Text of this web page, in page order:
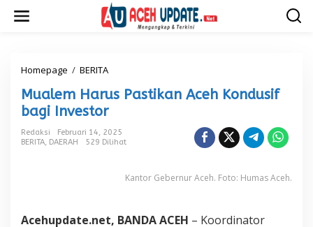
Homepage / BERITA
a
l
m
H
a
Mualem Harus Pastikan Aceh Kondusif
bagi Investor
Redaksi
Februari 14, 2025
BERITA, DAERAH 529 Dilihat
Kantor Gebernur Aceh. Foto: Humas Aceh.
Acehupdate.net, BANDA ACEH – Koordinator